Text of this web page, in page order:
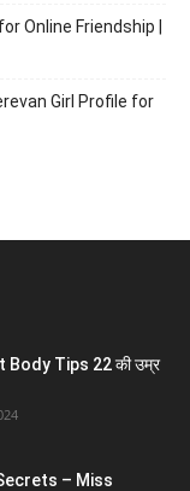
Online Friendship |
Girl Profile for
Tips 22 की उम्र
– Miss